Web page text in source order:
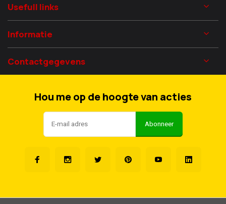
Usefull links
Informatie
Contactgegevens
Hou me op de hoogte van acties
Abonneer